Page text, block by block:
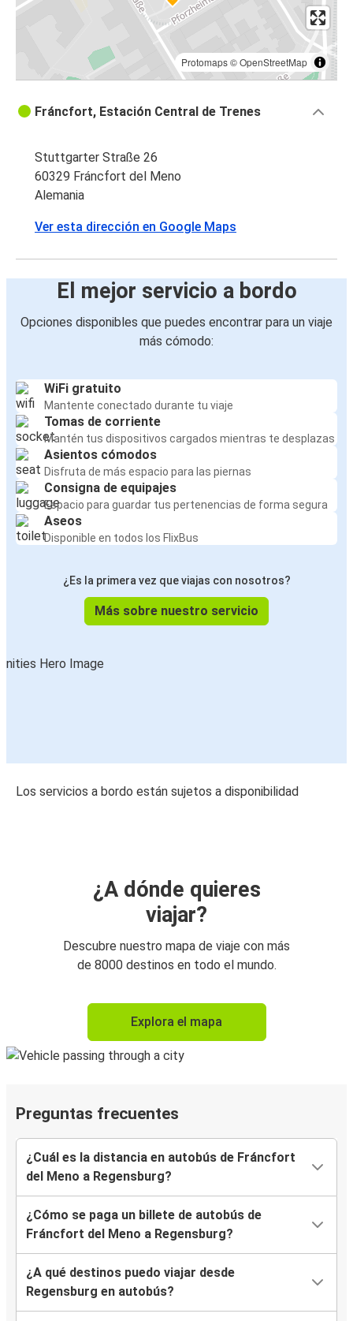
Protomaps©OpenStreetMap
Fráncfort, Estación Central de Trenes
Stuttgarter Straße 26
60329 Fráncfort del Meno
Alemania
Ver esta dirección en Google Maps
El mejor servicio a bordo
Opciones disponibles que puedes encontrar para un viaje
más cómodo:
WiFi gratuito
Mantente conectado durante tu viaje
Tomas de corriente
Mantén tus dispositivos cargados mientras te desplazas
Asientos cómodos
Disfruta de más espacio para las piernas
Consigna de equipajes
Espacio para guardar tus pertenencias de forma segura
Aseos
Disponible en todos los FlixBus
¿Es la primera vez que viajas con nosotros?
Más sobre nuestro servicio
Los servicios a bordo están sujetos a disponibilidad
¿A dónde quieres
viajar?
Descubre nuestro mapa de viaje con más
de 8000 destinos en todo el mundo.
Explora el mapa
Preguntas frecuentes
¿Cuál es la distancia en autobús de Fráncfort
del Meno a Regensburg?
¿Cómo se paga un billete de autobús de
Fráncfort del Meno a Regensburg?
¿A qué destinos puedo viajar desde
Regensburg en autobús?